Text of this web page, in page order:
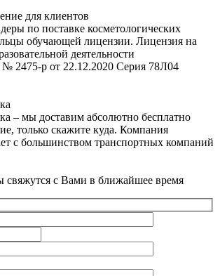
для клиентов
по поставке косметологических
обучающей лицензии. Лицензия на
деятельности
2475-р от 22.12.2020 Серия 78Л04
– мы доставим абсолютно бесплатно
только скажите куда. Компания
с большинством транспортных компаний
с Вами в ближайшее время